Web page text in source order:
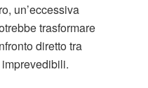
un’eccessiva
trasformare
diretto tra